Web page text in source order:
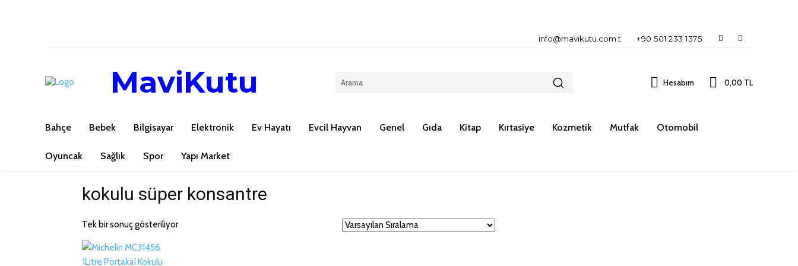
info@mavikutu.com.t +90 501 233 1375
MaviKutu Hesabım 0,00 TL
Bahçe Bebek Bilgisayar Elektronik Ev Hayatı Evcil Hayvan Genel Gıda Kitap Kırtasiye Kozmetik Mutfak Otomobil
Oyuncak Sağlık Spor Yapı Market
kokulu süper konsantre
Tek bir sonuç gösteriliyor